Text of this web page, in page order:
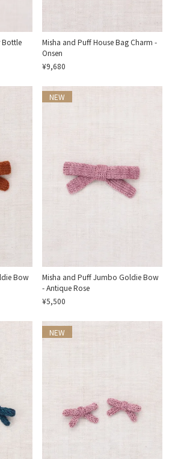
Bottle
Misha and Puff House Bag Charm -
Onsen
¥9,680
Bow
NEW
Misha and Puff Jumbo Goldie Bow
- Antique Rose
¥5,500
NEW